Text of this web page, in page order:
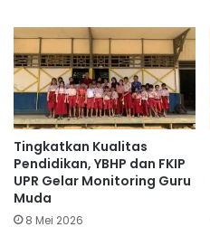
Tingkatkan Kualitas
Pendidikan, YBHP dan FKIP
UPR Gelar Monitoring Guru
Muda
8 Mei 2026